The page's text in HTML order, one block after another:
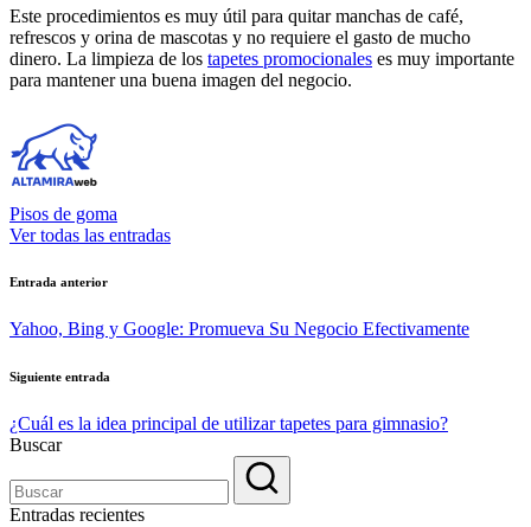
Este procedimientos es muy útil para quitar manchas de café,
refrescos y orina de mascotas y no requiere el gasto de mucho
dinero. La limpieza de los tapetes promocionales es muy importante
para mantener una buena imagen del negocio.
Pisos de goma
Ver todas las entradas
Navegación
de
Entrada anterior
Yahoo, Bing y Google: Promueva Su Negocio Efectivamente
Siguiente entrada
¿Cuál es la idea principal de utilizar tapetes para gimnasio?
Buscar
Entradas recientes